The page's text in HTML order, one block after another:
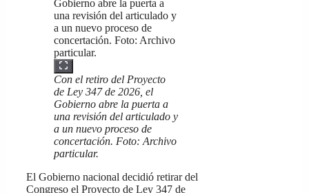
Con el retiro del Proyecto
de Ley 347 de 2026, el
Gobierno abre la puerta a
una revisión del articulado y
a un nuevo proceso de
concertación. Foto: Archivo
particular.
El Gobierno nacional decidió retirar del
Congreso el Proyecto de Ley 347 de